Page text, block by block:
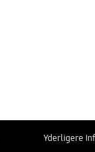
Yderligere